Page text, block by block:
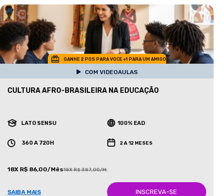
GANHE 2 POS PARA VOCE +1 PARA UM AMIGO
COM VIDEOAULAS
CULTURA AFRO-BRASILEIRA NA EDUCAÇÃO
LATO SENSU 100% EAD
360 A 720H 2 A 12 MESES
18X R$ 86,00/Mês18X R$ 387,00/Mês
SAIBA MAIS INSCREVA-SE